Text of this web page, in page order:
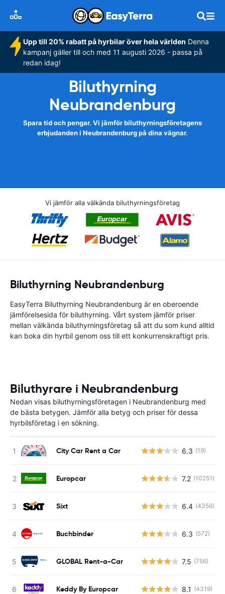
Upp till 20% rabatt på hyrbilar över hela världen Denna
kampanj gäller till och med 11 augusti 2026 - passa på
redan idag!
Biluthyrning
Neubrandenburg
Spara tid och pengar. Vi jämför biluthyrningsföretagens
erbjudanden i Neubrandenburg på dina vägnar.
Vi jämför alla välkända biluthyrningsföretag
Biluthyrning Neubrandenburg
EasyTerra Biluthyrning Neubrandenburg är en oberoende
jämförelsesida för biluthyrning. Vårt system jämför priser
mellan välkända biluthyrningsföretag så att du som kund alltid
kan boka din hyrbil genom oss till ett konkurrenskraftigt pris.
Biluthyrare i Neubrandenburg
Nedan visas biluthyrningsföretagen i Neubrandenburg med
de bästa betygen. Jämför alla betyg och priser för dessa
hyrbilsföretag i en sökning.
City Car Rent a Car 6.3 (19)
Europcar 7.2 (10251)
Sixt 6.4 (4356)
Buchbinder 6.3 (572)
GLOBAL Rent-a-Car 7.5 (756)
Keddy By Europcar 8.1 (4319)